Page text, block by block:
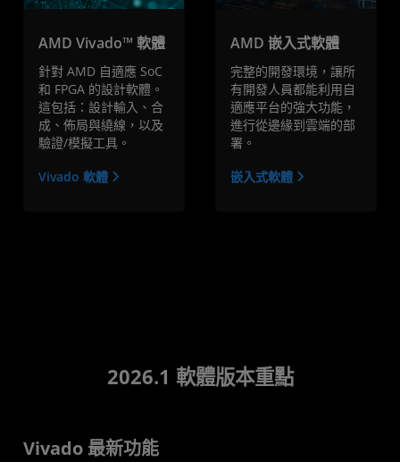
AMD Vivado™ 軟體
針對 AMD 自適應 SoC
和 FPGA 的設計軟體。
這包括：設計輸入、合
成、佈局與繞線，以及
驗證/模擬工具。
Vivado 軟體
AMD 嵌入式軟體
完整的開發環境，讓所
有開發人員都能利用自
適應平台的強大功能，
進行從邊緣到雲端的部
署。
嵌入式軟體
2026.1 軟體版本重點
Vivado 最新功能